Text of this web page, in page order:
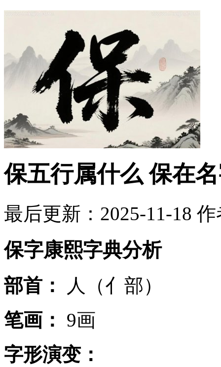
保五行属什么 保在
最后更新：2025-11-18 作
保字康熙字典分析
部首：
人（亻部）
笔画：
9画
字形演变：